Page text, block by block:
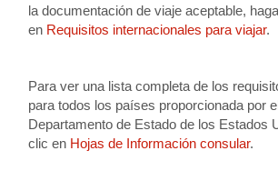
la documentación de viaje aceptable,
en Requisitos internacionales para viajar.
Para ver una lista completa de los
para todos los países proporcionada por
Departamento de Estado de los Estados
clic en Hojas de Información consular.